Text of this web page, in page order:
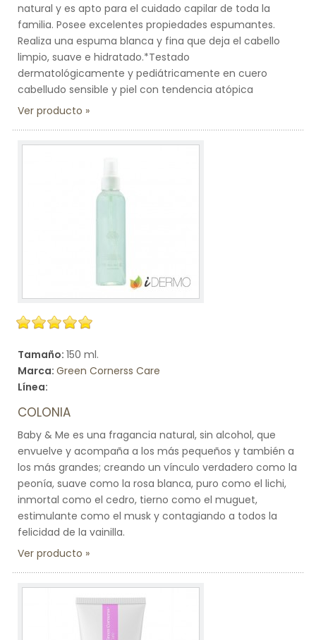
natural y es apto para el cuidado capilar de toda la
familia. Posee excelentes propiedades espumantes.
Realiza una espuma blanca y fina que deja el cabello
limpio, suave e hidratado.*Testado
dermatológicamente y pediátricamente en cuero
cabelludo sensible y piel con tendencia atópica
Ver producto
Tamaño: 150 ml.
Marca: Green Cornerss Care
Línea:
COLONIA
Baby & Me es una fragancia natural, sin alcohol, que
envuelve y acompaña a los más pequeños y también a
los más grandes; creando un vínculo verdadero como la
peonía, suave como la rosa blanca, puro como el lichi,
inmortal como el cedro, tierno como el muguet,
estimulante como el musk y contagiando a todos la
felicidad de la vainilla.
Ver producto